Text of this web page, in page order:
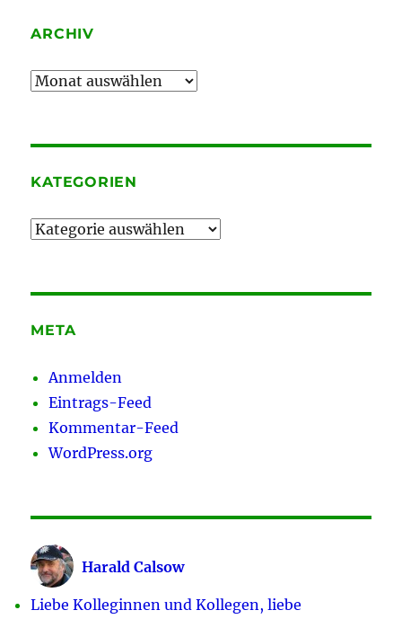
ARCHIV
Archiv
KATEGORIEN
Kategorien
META
Anmelden
Eintrags-Feed
Kommentar-Feed
WordPress.org
Harald Calsow
Liebe Kolleginnen und Kollegen, liebe